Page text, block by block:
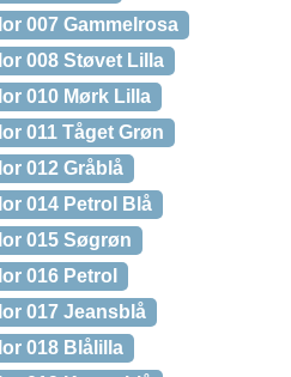
007 Gammelrosa
008 Støvet Lilla
010 Mørk Lilla
011 Tåget Grøn
012 Gråblå
014 Petrol Blå
015 Søgrøn
016 Petrol
017 Jeansblå
018 Blålilla